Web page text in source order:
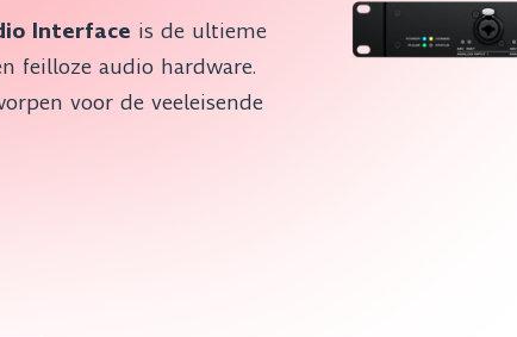
Interface is de ultieme
feilloze audio hardware.
voor de veeleisende